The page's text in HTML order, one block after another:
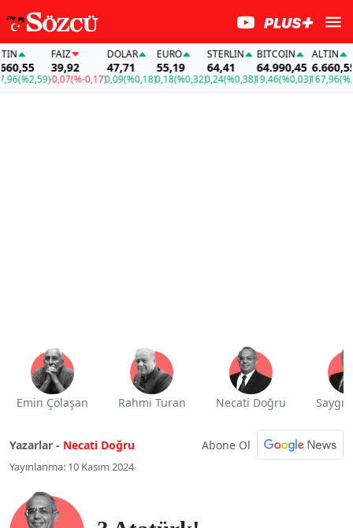
39,92
-0,07(%-0,17)
DOLAR
47,71
0,09(%0,18)
EURO
55,19
0,18(%0,32)
STERLIN
64,41
0,24(%0,38)
BITCOIN
64.990,45
19,46(%0,03)
ALTIN
6.660,55
167,96(%2,59)-
Emin Çölaşan Rahmi Turan Necati Doğru Saygı
Yazarlar - Necati Doğru Abone Ol
Yayınlanma: 10 Kasım 2024